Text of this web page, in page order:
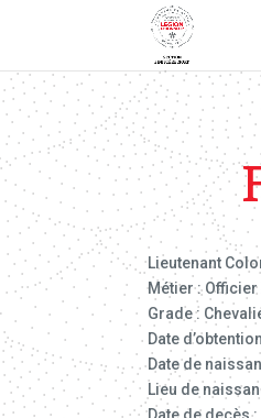
Lieutenant
Métier : Officier
Grade :
Date
Date de
Lieu de
Date de decès